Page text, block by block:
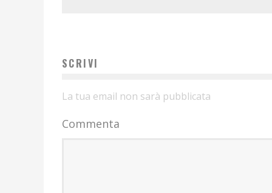
SCRIVI
La tua email non sarà pubblicata
Commenta